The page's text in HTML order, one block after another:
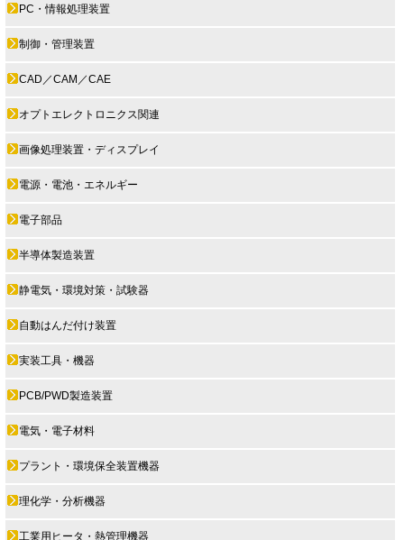
PC・情報処理装置
制御・管理装置
CAD／CAM／CAE
オプトエレクトロニクス関連
画像処理装置・ディスプレイ
電源・電池・エネルギー
電子部品
半導体製造装置
静電気・環境対策・試験器
自動はんだ付け装置
実装工具・機器
PCB/PWD製造装置
電気・電子材料
プラント・環境保全装置機器
理化学・分析機器
工業用ヒータ・熱管理機器